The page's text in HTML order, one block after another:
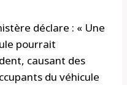
déclare : « Une
pourrait
causant des
du véhicule